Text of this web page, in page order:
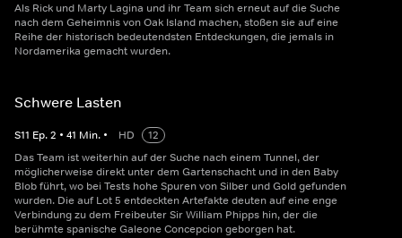
Als Rick und Marty Lagina und ihr Team sich erneut auf die Suche
nach dem Geheimnis von Oak Island machen, stoßen sie auf eine
Reihe der historisch bedeutendsten Entdeckungen, die jemals in
Nordamerika gemacht wurden.
Schwere Lasten
S11 Ep.2 • 41 Min. • HD
12
Das Team ist weiterhin auf der Suche nach einem Tunnel, der
möglicherweise direkt unter dem Gartenschacht und in den Baby
Blob führt, wo bei Tests hohe Spuren von Silber und Gold gefunden
wurden. Die auf Lot 5 entdeckten Artefakte deuten auf eine enge
Verbindung zu dem Freibeuter Sir William Phipps hin, der die
berühmte spanische Galeone Concepcion geborgen hat.